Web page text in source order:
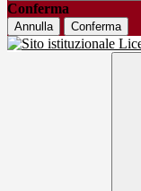
Conferma
Annulla Conferma